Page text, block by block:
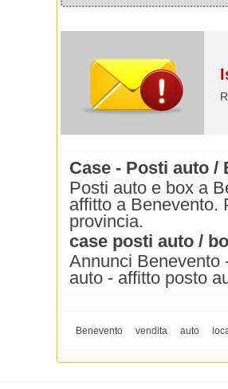
Case - Posti auto /
Posti auto e box a
affitto a Benevento.
provincia.
case posti auto /
Annunci Benevento
auto - affitto posto
Benevento vendita auto